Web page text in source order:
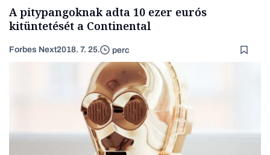
A pitypangoknak adta 10 ezer eurós
kitüntetését a Continental
Forbes Next2018. 7. 25. perc